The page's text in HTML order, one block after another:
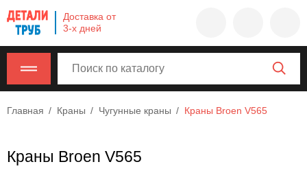
Доставка от
3-х дней
Главная Краны Чугунные краны Краны Broen V565
Краны Broen V565
Company
name
620000,
Москва,
ул.